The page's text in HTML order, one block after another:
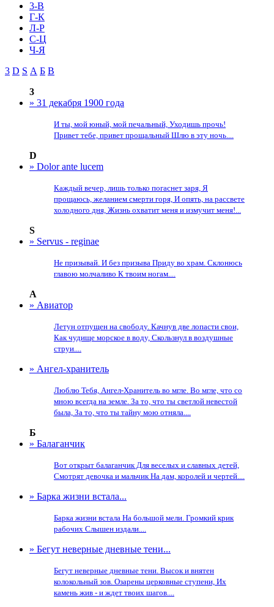
3-В
Г-К
Л-Р
С-Ц
Ч-Я
3 D S А Б В
3
» 31 декабря 1900 года
И ты, мой юный, мой печальный, Уходишь прочь!
Привет тебе, привет прощальный Шлю в эту ночь....
D
» Dolor ante lucem
Каждый вечер, лишь только погаснет заря, Я
прощаюсь, желанием смерти горя, И опять, на рассвете
холодного дня, Жизнь охватит меня и измучит меня!...
S
» Servus - reginae
Не призывай. И без призыва Приду во храм. Склонюсь
главою молчаливо К твоим ногам....
А
» Авиатор
Летун отпущен на свободу. Качнув две лопасти свои,
Как чудище морское в воду, Скользнул в воздушные
струи....
» Ангел-хранитель
Люблю Тебя, Ангел-Хранитель во мгле. Во мгле, что со
мною всегда на земле. За то, что ты светлой невестой
была, За то, что ты тайну мою отняла....
Б
» Балаганчик
Вот открыт балаганчик Для веселых и славных детей,
Смотрят девочка и мальчик На дам, королей и чертей....
» Барка жизни встала...
Барка жизни встала На большой мели. Громкий крик
рабочих Слышен издали....
» Бегут неверные дневные тени...
Бегут неверные дневные тени. Высок и внятен
колокольный зов. Озарены церковные ступени, Их
камень жив - и ждет твоих шагов....